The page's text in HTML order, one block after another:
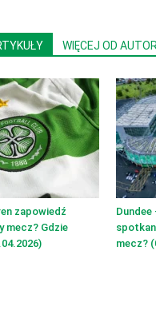
WIĘCEJ OD
zapowiedź
mecz? Gdzie
mecz?